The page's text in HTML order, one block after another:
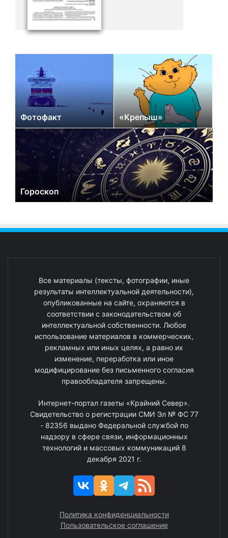
Фотофакт «Крепыш»
Гороскоп
Все материалы (тексты, фотографии, иные
результаты интеллектуальной деятельности),
опубликованные на сайте, охраняются в
соответствии с законодательством об
интеллектуальной собственности. Любое
использование материалов в коммерческих,
рекламных или иных целях, а равно их
изменение, переработка или иное
модифицирование без письменного согласия
правообладателя запрещены.
Интернет-портал газеты «Крайний Север».
Свидетельство о регистрации СМИ Эл № ФС 77
- 82356 выдано Федеральной службой по
надзору в сфере связи, информационных
технологий и массовых коммуникаций 8
декабря 2021 г.
Политика конфиденциальности
Пользовательское соглашение